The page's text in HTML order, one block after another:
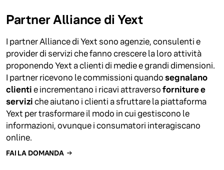
Partner Alliance di Yext
I partner Alliance di Yext sono agenzie, consulenti e
provider di servizi che fanno crescere la loro attività
proponendo Yext a clienti di medie e grandi dimensioni.
I partner ricevono le commissioni quandosegnalano
clientie incrementano i ricavi attraversoforniture e
serviziche aiutano i clienti a sfruttare la piattaforma
Yext per trasformare il modo in cui gestiscono le
informazioni, ovunque i consumatori interagiscano
online.
FAI LA DOMANDA